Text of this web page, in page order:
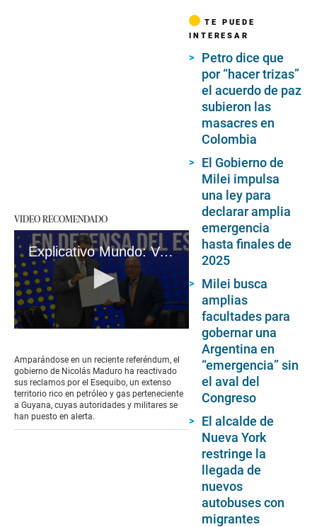
VIDEO RECOMENDADO
Explicativo Mundo: Venezuela vs Guyana, ¿la tensión llevará a una guerra?
of
3
minutes,
41
seconds
Amparándose en un reciente referéndum, el
gobierno de Nicolás Maduro ha reactivado
sus reclamos por el Esequibo, un extenso
territorio rico en petróleo y gas perteneciente
a Guyana, cuyas autoridades y militares se
han puesto en alerta.
TE PUEDE
INTERESAR
Petro dice que
por “hacer trizas”
el acuerdo de paz
subieron las
masacres en
Colombia
El Gobierno de
Milei impulsa
una ley para
declarar amplia
emergencia
hasta finales de
2025
Milei busca
amplias
facultades para
gobernar una
Argentina en
“emergencia” sin
el aval del
Congreso
El alcalde de
Nueva York
restringe la
llegada de
nuevos
autobuses con
migrantes